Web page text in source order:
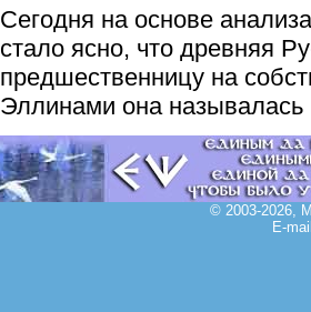
Сегодня на основе
стало ясно, что древняя
предшественницу на
Эллинами она
© 2003-2026,
E-